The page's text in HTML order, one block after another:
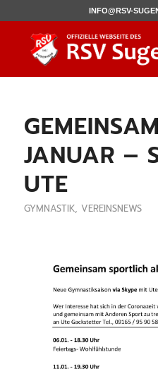
INFO@RSV-
JANUAR –
UTE
GYMNASTIK, VEREINSNEWS